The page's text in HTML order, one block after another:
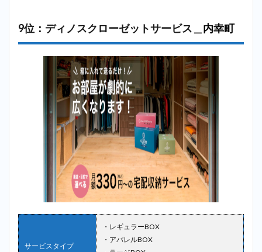
9位：ディノスクローゼットサービス＿ 内幸町
サービスタイプ
・レギュラーBOX
・アパレルBOX